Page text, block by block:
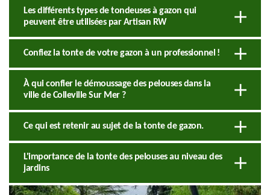
Les différents types de tondeuses à gazon qui
peuvent être utilisées par Artisan RW
Confiez la tonte de votre gazon à un professionnel !
À qui confier le démoussage des pelouses dans la
ville de Colleville Sur Mer ?
Ce qui est retenir au sujet de la tonte de gazon.
L'importance de la tonte des pelouses au niveau des
jardins